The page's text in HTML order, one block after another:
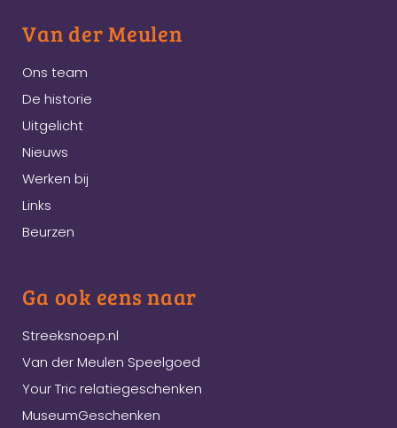
Van der Meulen
Ons team
De historie
Uitgelicht
Nieuws
Werken bij
Links
Beurzen
Ga ook eens naar
Streeksnoep.nl
Van der Meulen Speelgoed
Your Tric relatiegeschenken
MuseumGeschenken